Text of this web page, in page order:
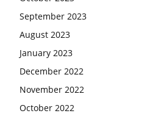
September 2023
August 2023
January 2023
December 2022
November 2022
October 2022